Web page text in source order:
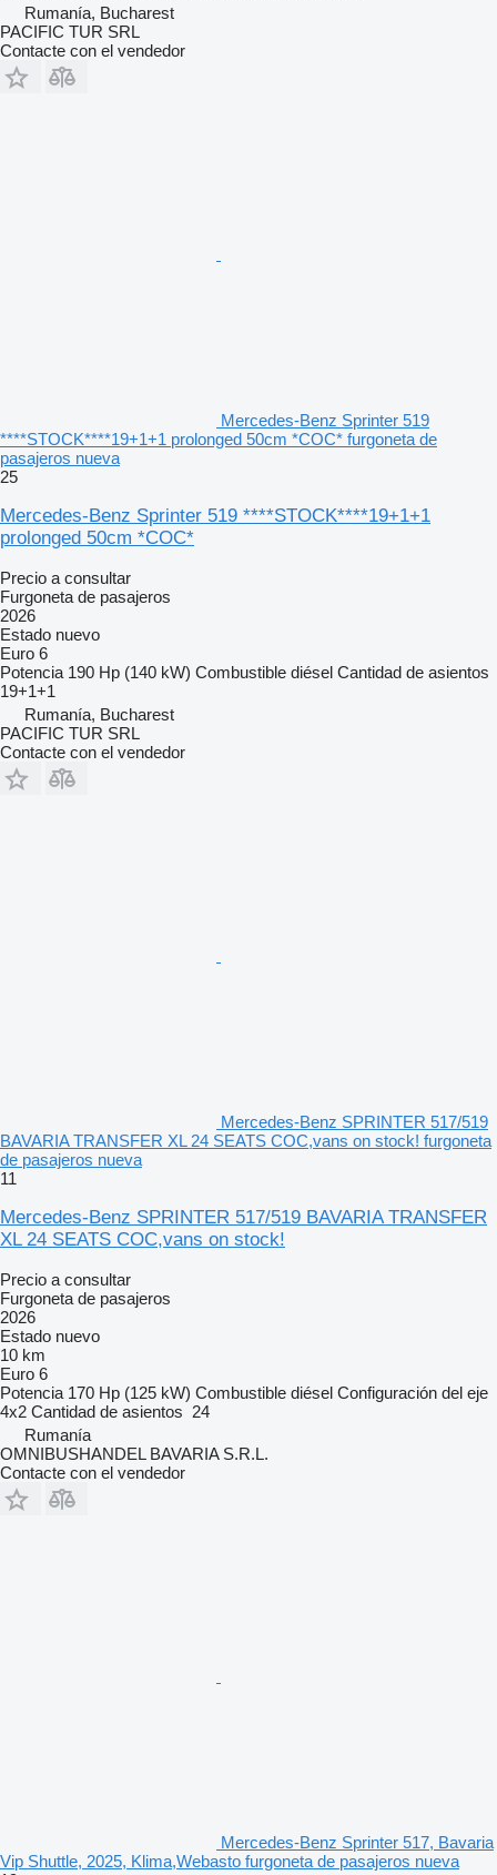
Rumanía, Bucharest
PACIFIC TUR SRL
Contacte con el vendedor
Mercedes-Benz Sprinter 519
****STOCK****19+1+1 prolonged 50cm *COC* furgoneta de
pasajeros nueva
25
Mercedes-Benz Sprinter 519 ****STOCK****19+1+1
prolonged 50cm *COC*
Precio a consultar
Furgoneta de pasajeros
2026
Estado nuevo
Euro 6
Potencia 190 Hp (140 kW) Combustible diésel Cantidad de asientos
19+1+1
Rumanía, Bucharest
PACIFIC TUR SRL
Contacte con el vendedor
Mercedes-Benz SPRINTER 517/519
BAVARIA TRANSFER XL 24 SEATS COC,vans on stock! furgoneta
de pasajeros nueva
11
Mercedes-Benz SPRINTER 517/519 BAVARIA TRANSFER
XL 24 SEATS COC,vans on stock!
Precio a consultar
Furgoneta de pasajeros
2026
Estado nuevo
10 km
Euro 6
Potencia 170 Hp (125 kW) Combustible diésel Configuración del eje
4x2 Cantidad de asientos 24
Rumanía
OMNIBUSHANDEL BAVARIA S.R.L.
Contacte con el vendedor
Mercedes-Benz Sprinter 517, Bavaria
Vip Shuttle, 2025, Klima,Webasto furgoneta de pasajeros nueva